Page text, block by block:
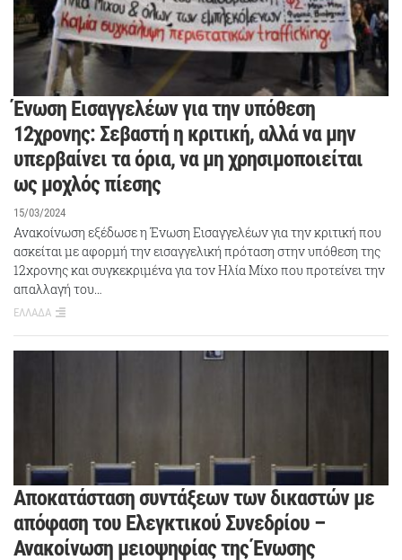
Ένωση Εισαγγελέων για την υπόθεση
12χρονης: Σεβαστή η κριτική, αλλά να μην
υπερβαίνει τα όρια, να μη χρησιμοποιείται
ως μοχλός πίεσης
15/03/2024
Ανακοίνωση εξέδωσε η Ένωση Εισαγγελέων για την κριτική που
ασκείται με αφορμή την εισαγγελική πρόταση στην υπόθεση της
12χρονης και συγκεκριμένα για τον Ηλία Μίχο που προτείνει την
απαλλαγή του…
ΕΛΛΑΔΑ
Αποκατάσταση συντάξεων των δικαστών με
απόφαση του Ελεγκτικού Συνεδρίου –
Ανακοίνωση μειοψηφίας της Ένωσης